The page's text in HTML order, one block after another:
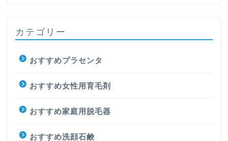
カテゴリー
おすすめプラセンタ
おすすめ女性用育毛剤
おすすめ家庭用脱毛器
おすすめ洗顔石鹸